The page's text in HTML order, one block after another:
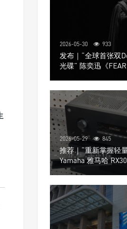
2026-05-30 933
发布｜“全球首张双
光碟” 陈奕迅《
2026-05-29 845
推荐｜“重新掌握轻
Yamaha 雅马哈
大器